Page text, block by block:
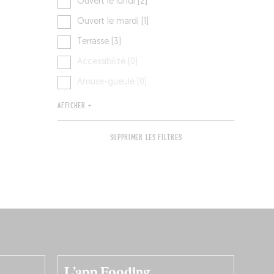
Ouvert le mardi [1]
Terrasse [3]
Accessibilité [0]
Amuse-gueule [0]
AFFICHER +
SUPPRIMER LES FILTRES